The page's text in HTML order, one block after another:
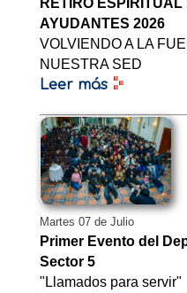
RETIRO
AYUDANTES 2026
VOLVIENDO A LA
NUESTRA SED
Leer más
Martes 07 de Julio
Primer Evento del
Sector 5
"Llamados para servir"